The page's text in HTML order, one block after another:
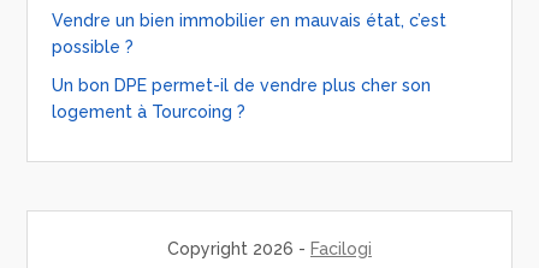
Vendre un bien immobilier en mauvais état, c’est
possible ?
Un bon DPE permet-il de vendre plus cher son
logement à Tourcoing ?
Copyright 2026 - Facilogi